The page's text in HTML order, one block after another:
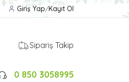
Giriş Yap/Kayıt Ol
Sipariş Takip
0 850 3058995